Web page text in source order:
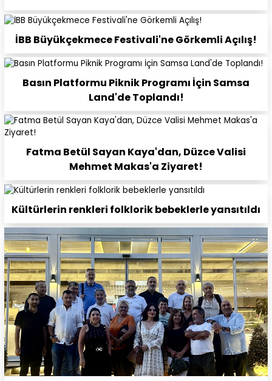
İBB Büyükçekmece Festivali'ne Görkemli Açılış!
Basın Platformu Piknik Programı İçin Samsa
Land'de Toplandı!
Fatma Betül Sayan Kaya'dan, Düzce Valisi
Mehmet Makas'a Ziyaret!
Kültürlerin renkleri folklorik bebeklerle yansıtıldı